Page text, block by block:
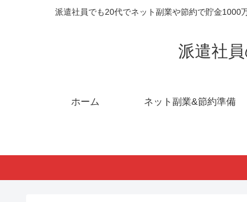
派遣社員でも20代でネット副業や節約で貯金1000
派遣社
ホーム ネット副業&節約準備